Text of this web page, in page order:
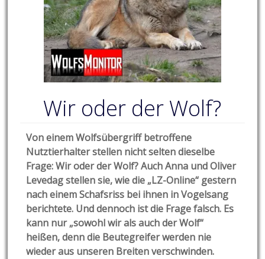
Wir oder der Wolf?
Von einem Wolfsübergriff betroffene
Nutztierhalter stellen nicht selten dieselbe
Frage: Wir oder der Wolf? Auch Anna und Oliver
Levedag stellen sie, wie die „LZ-Online“ gestern
nach einem Schafsriss bei ihnen in Vogelsang
berichtete. Und dennoch ist die Frage falsch. Es
kann nur „sowohl wir als auch der Wolf“
heißen, denn die Beutegreifer werden nie
wieder aus unseren Breiten verschwinden.